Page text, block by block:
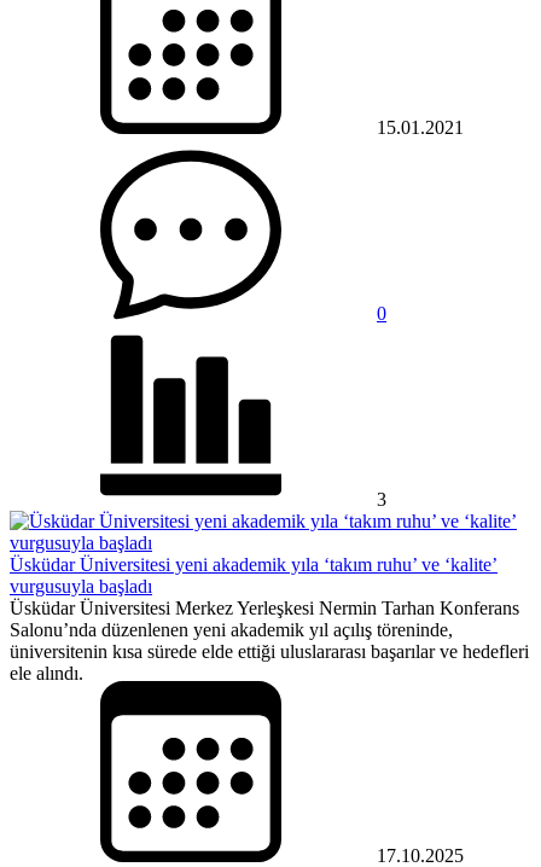
15.01.2021
0
3
Üsküdar Üniversitesi yeni akademik yıla ‘takım ruhu’ ve ‘kalite’
vurgusuyla başladı
Üsküdar Üniversitesi Merkez Yerleşkesi Nermin Tarhan Konferans
Salonu’nda düzenlenen yeni akademik yıl açılış töreninde,
üniversitenin kısa sürede elde ettiği uluslararası başarılar ve hedefleri
ele alındı.
17.10.2025